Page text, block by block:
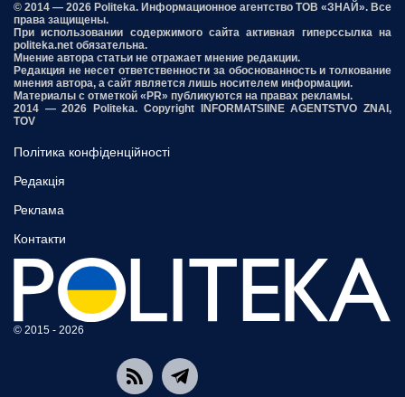
© 2014 — 2026 Politeka. Информационное агентство ТОВ «ЗНАЙ». Все
права защищены.
При использовании содержимого сайта активная гиперссылка на
politeka.net обязательна.
Мнение автора статьи не отражает мнение редакции.
Редакция не несет ответственности за обоснованность и толкование
мнения автора, а сайт является лишь носителем информации.
Материалы с отметкой «PR» публикуются на правах рекламы.
2014 — 2026 Politeka. Copyright INFORMATSIINE AGENTSTVO ZNAI,
TOV
Політика конфіденційності
Редакція
Реклама
Контакти
© 2015 - 2026